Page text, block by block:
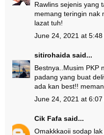
Rawlins sejenis yang
memang teringin nak
lazat tuh!
June 24, 2021 at 5:48
sitirohaida said...
Bestnya..Musim PKP
padang yang buat
ada kan best!!
June 24, 2021 at 6:07
Cik Fafa said...
Omakkkaoii sodap